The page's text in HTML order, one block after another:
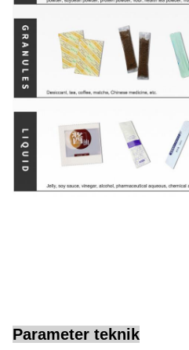
Parameter teknik